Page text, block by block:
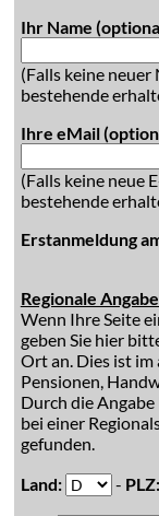
Ihr Name
(Falls keine neuer
bestehende
Ihre eMail
(Falls keine neue
bestehende
Erstanmeldung
Regionale
Wenn Ihre Seite
geben Sie hier
Ort an. Dies ist im
Pensionen,
Durch die
bei einer
gefunden.
Land:
- PLZ: